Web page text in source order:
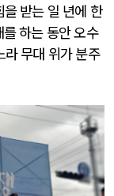
받는 일 년에 한
하는 동안 오수
라 무대 위가 분주